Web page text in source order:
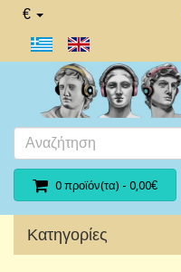
€
0 προϊόν(τα) - 0,00€
Κατηγορίες